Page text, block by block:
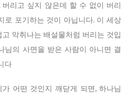
버리고 싶지 않은데 할 수 없이 버리
로 포기하는 것이 아닙니다. 이 세상
악취나는 배설물처럼 버리는 것입
님의 사면을 받은 사람이 아니면 결
다
어떤 것인지 깨닫게 되면, 하나님